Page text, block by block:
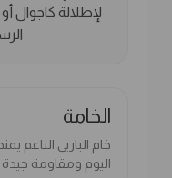
لإطلالة كاجوال أو
الخامة
خام الباربي
اليوم ومقاومة جيدة